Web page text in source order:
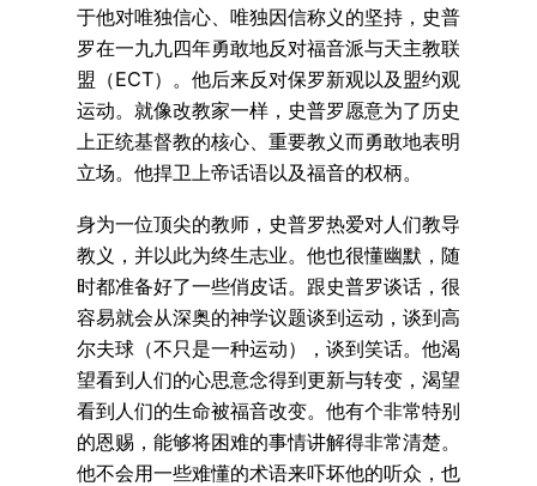
于他对唯独信心、唯独因信称义的坚持，史普
罗在一九九四年勇敢地反对福音派与天主教联
盟（ECT）。他后来反对保罗新观以及盟约观
运动。就像改教家一样，史普罗愿意为了历史
上正统基督教的核心、重要教义而勇敢地表明
立场。他捍卫上帝话语以及福音的权柄。
身为一位顶尖的教师，史普罗热爱对人们教导
教义，并以此为终生志业。他也很懂幽默，随
时都准备好了一些俏皮话。跟史普罗谈话，很
容易就会从深奥的神学议题谈到运动，谈到高
尔夫球（不只是一种运动），谈到笑话。他渴
望看到人们的心思意念得到更新与转变，渴望
看到人们的生命被福音改变。他有个非常特别
的恩赐，能够将困难的事情讲解得非常清楚。
他不会用一些难懂的术语来吓坏他的听众，也